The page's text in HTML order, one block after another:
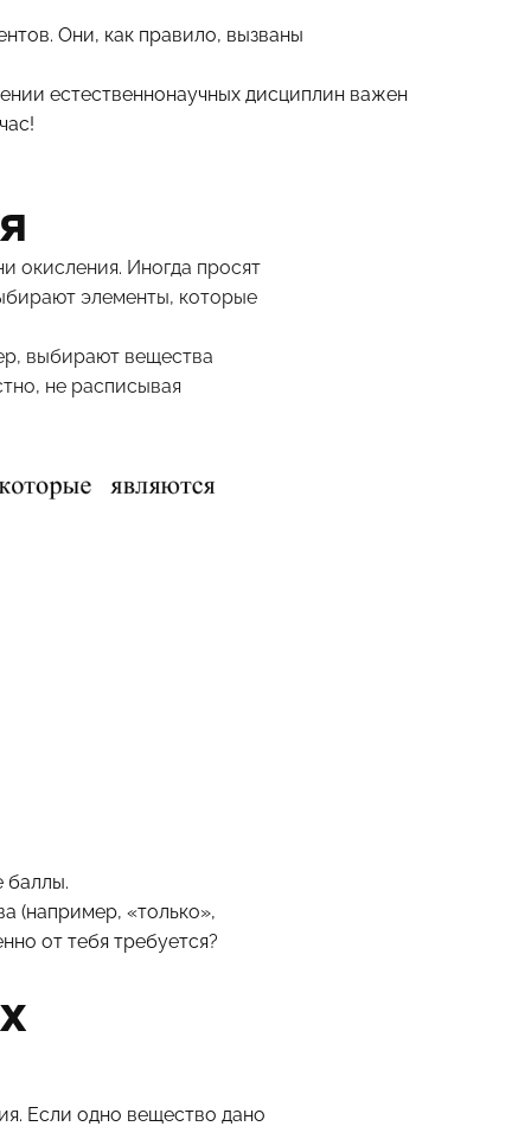
Они, как правило, вызваны
естественнонаучных дисциплин важен
окисления. Иногда просят
элементы, которые
выбирают вещества
не расписывая
баллы.
(например, «только»,
от тебя требуется?
Если одно вещество дано